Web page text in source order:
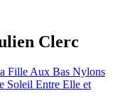
Clerc
Fille Aux Bas Nylons
Soleil Entre Elle et